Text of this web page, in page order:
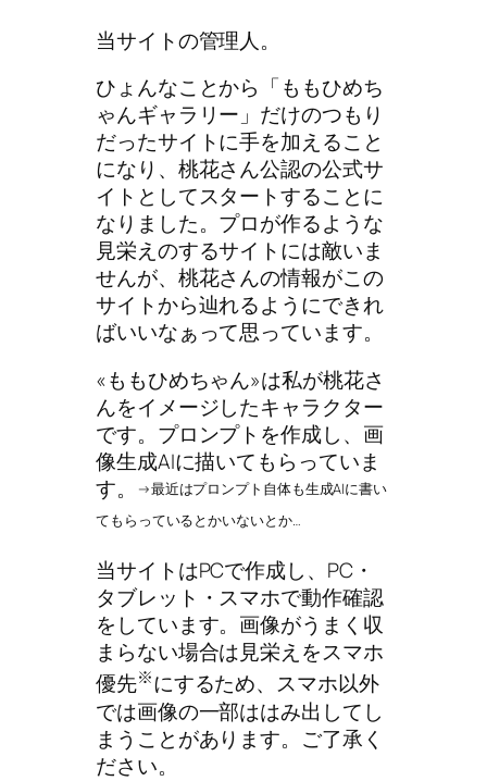
当サイトの管理人。
ひょんなことから「ももひめち
ゃんギャラリー」だけのつもり
だったサイトに手を加えること
になり、桃花さん公認の公式サ
イトとしてスタートすることに
なりました。プロが作るような
見栄えのするサイトには敵いま
せんが、桃花さんの情報がこの
サイトから辿れるようにできれ
ばいいなぁって思っています。
«ももひめちゃん»は私が桃花さ
んをイメージしたキャラクター
です。プロンプトを作成し、画
像生成AIに描いてもらっていま
す。
→最近はプロンプト自体も生成AIに書い
てもらっているとかいないとか…
当サイトはPCで作成し、PC・
タブレット・スマホで動作確認
をしています。画像がうまく収
まらない場合は見栄えをスマホ
優先※にするため、スマホ以外
では画像の一部ははみ出してし
まうことがあります。ご了承く
ださい。